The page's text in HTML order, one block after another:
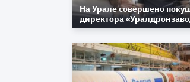
На Урале совершено
директора